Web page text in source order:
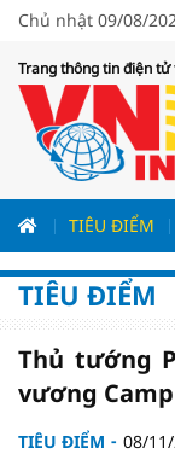
Chủ nhật 09/08/
Trang thông tin điện tử
TIÊU ĐIỂM
TIÊU ĐIỂM
Thủ tướng
vương
TIÊU ĐIỂM 08/